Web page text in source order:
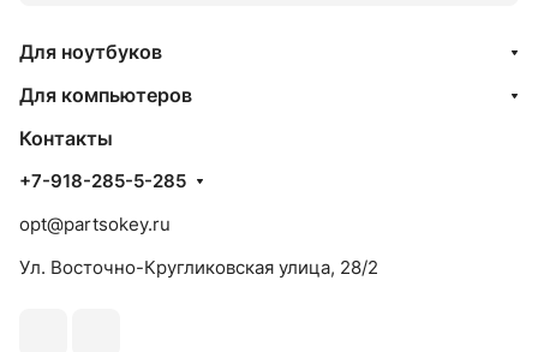
Для ноутбуков
Для компьютеров
Контакты
+7-918-285-5-285
opt@partsokey.ru
Ул. Восточно-Кругликовская улица, 28/2